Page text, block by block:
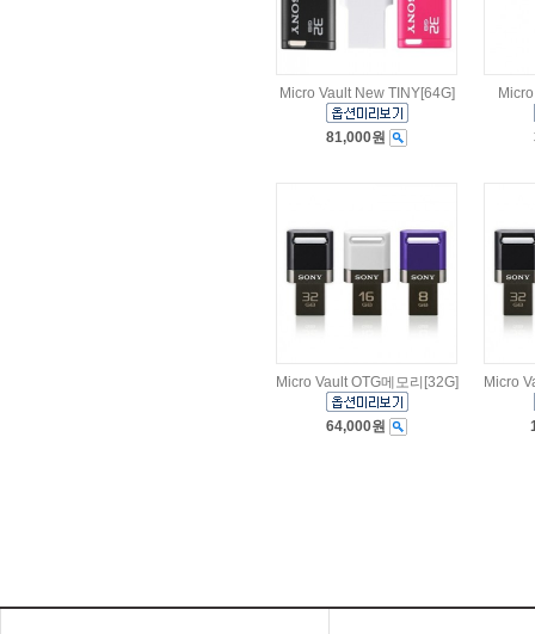
Micro Vault New TINY[64G]
81,000원
Micro Vault OTG메모리[32G]
64,000원
Micro